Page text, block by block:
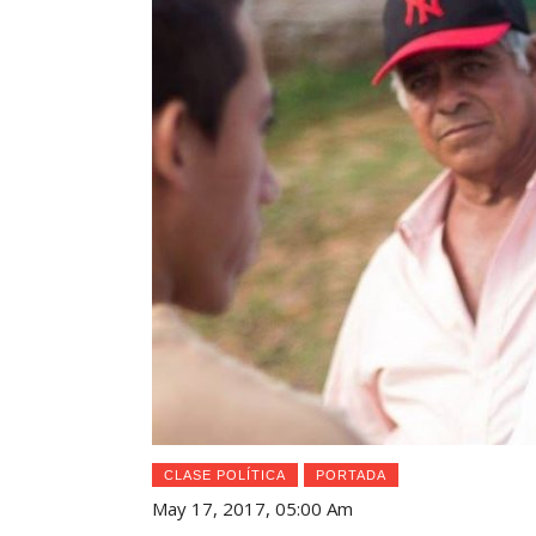
CLASE POLÍTICA PORTADA
May 17, 2017, 05:00 Am